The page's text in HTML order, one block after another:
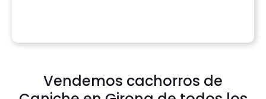
Vendemos cachorros de